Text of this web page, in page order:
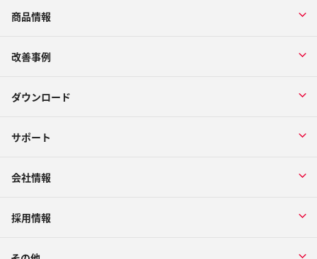
商品情報
改善事例
ダウンロード
サポート
会社情報
採用情報